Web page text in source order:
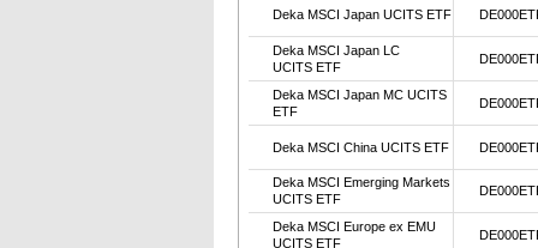
Deka MSCI Japan UCITS ETF
Deka MSCI Japan LC
UCITS ETF
Deka MSCI Japan MC UCITS
ETF
Deka MSCI China UCITS ETF
Deka MSCI Emerging Markets
UCITS ETF
Deka MSCI Europe ex EMU
UCITS ETF